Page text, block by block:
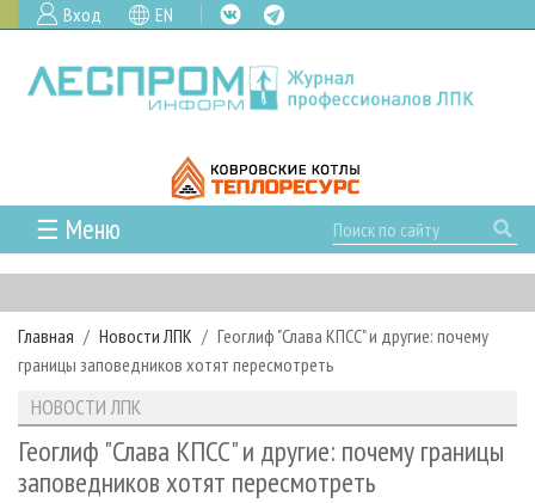
Вход EN
☰ Меню
ГЛАВНАЯ
РУБРИКИ И ТЕМЫ
РУБРИКИ ЖУРНАЛА
ЛЕСОЗАГОТОВКА
ЛЕСОПИЛЕНИЕ
НОВОСТИ
НОВОСТИ ЛПК
НОВОСТИ ЖУРНАЛА
ПРОЕКТЫ ЛПИ
АНАЛИТИКА
ПРЕДПРИЯТИЯ ЛПК
АРХИВ ЖУРНАЛОВ
О ЖУРНАЛЕ
Главная Новости ЛПК
Геоглиф "Слава КПСС" и другие: почему
границы заповедников хотят пересмотреть
НОВОСТИ ЛПК
Геоглиф "Слава КПСС" и другие: почему границы
заповедников хотят пересмотреть